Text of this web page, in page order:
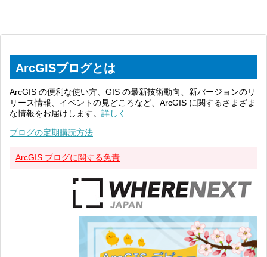
ArcGISブログとは
ArcGIS の便利な使い方、GIS の最新技術動向、新バージョンのリ
リース情報、イベントの見どころなど、ArcGIS に関するさまざま
な情報をお届けします。 詳しく
ブログの定期購読方法
ArcGIS ブログに関する免責